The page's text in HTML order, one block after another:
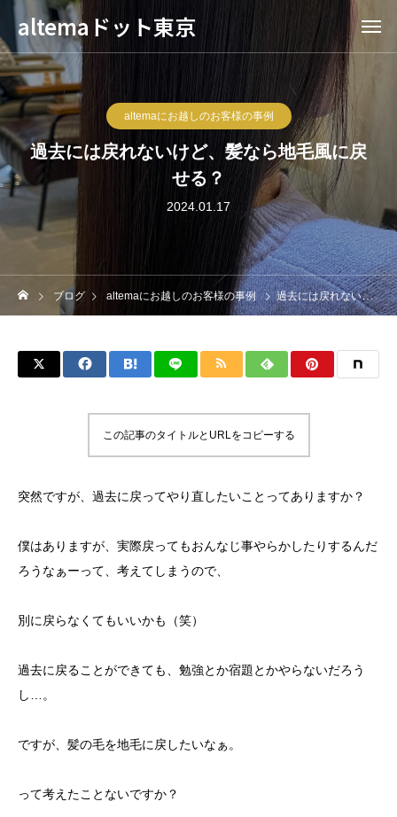
altemaドット東京
altemaにお越しのお客様の事例
過去には戻れないけど、髪なら地毛風に戻
せる？
2024.01.17
ブログ altemaにお越しのお客様の事例 過去には戻れないけど、髪なら地毛風に戻せる？
この記事のタイトルとURLをコピーする
突然ですが、過去に戻ってやり直したいことってありますか？
僕はありますが、実際戻ってもおんなじ事やらかしたりするんだ
ろうなぁーって、考えてしまうので、
別に戻らなくてもいいかも（笑）
過去に戻ることができても、勉強とか宿題とかやらないだろう
し…。
ですが、髪の毛を地毛に戻したいなぁ。
って考えたことないですか？